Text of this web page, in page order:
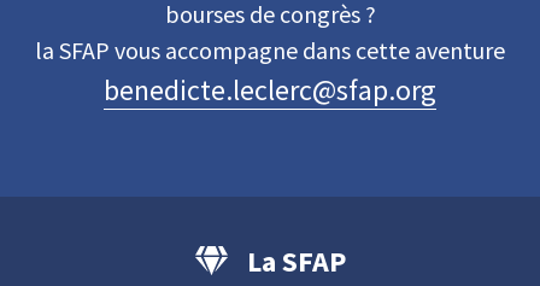
bourses de congrès ?
la SFAP vous accompagne dans cette aventure
benedicte.leclerc@sfap.org
La SFAP